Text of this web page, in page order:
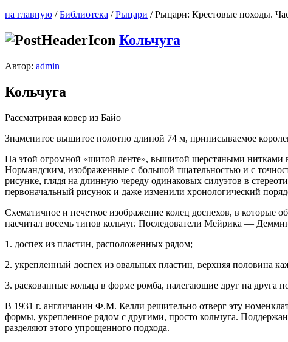
на главную /Библиотека /Рыцари / Рыцари: Крестовые походы.
Кольчуга
Автор: admin
Кольчуга
Рассматривая ковер из Байо
Знаменитое вышитое полотно длиной 74 м, приписываемое
На этой огромной «шитой ленте», вышитой шерстяными нитками
Нормандским, изображенные с большой тщательностью и с
рисунке, глядя на длинную череду одинаковых силуэтов в
первоначальный рисунок и даже изменили хронологический
Схематичное и нечеткое изображение колец доспехов, в
насчитал восемь типов кольчуг. Последователи Мейрика —
1. доспех из пластин, расположенных рядом;
2. укрепленный доспех из овальных пластин, верхняя половина
3. раскованные кольца в форме ромба, налегающие друг на друга
В 1931 г. англичанин Ф.М. Келли решительно отверг эту
формы, укрепленное рядом с другими, просто кольчуга.
разделяют этого упрощенного подхода.